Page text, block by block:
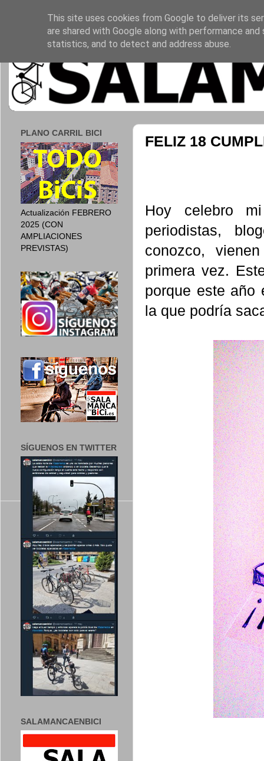
FELIZ 18
Hoy celebro
periodistas,
conozco,
primera vez.
porque este año
la que podría
PLANO CARRIL BICI
Actualización FEBRERO
2025 (CON
AMPLIACIONES
PREVISTAS)
SÍGUENOS EN TWITTER
SALAMANCAENBICI
This site uses cookies from Google to deliver its
are shared with Google along with performance
statistics, and to detect and address abuse.